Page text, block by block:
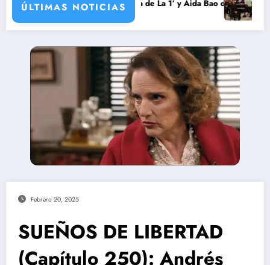
ÚLTIMAS NOTICIAS
vuelve a ‘La Hora de La 1’ y Aida Bao da el salto aAdiós a ‘Cine
Febrero 20, 2025
SUEÑOS DE LIBERTAD
(Capítulo 250): Andrés